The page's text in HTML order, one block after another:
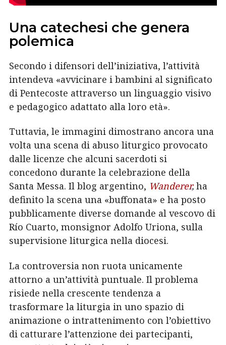
Una catechesi che genera
polemica
Secondo i difensori dell’iniziativa, l’attività
intendeva «avvicinare i bambini al significato
di Pentecoste attraverso un linguaggio visivo
e pedagogico adattato alla loro età».
Tuttavia, le immagini dimostrano ancora una
volta una scena di abuso liturgico provocato
dalle licenze che alcuni sacerdoti si
concedono durante la celebrazione della
Santa Messa. Il blog argentino, Wanderer,ha
definito la scena una «buffonata» e ha posto
pubblicamente diverse domande al vescovo di
Río Cuarto, monsignor Adolfo Uriona, sulla
supervisione liturgica nella diocesi.
La controversia non ruota unicamente
attorno a un’attività puntuale. Il problema
risiede nella crescente tendenza a
trasformare la liturgia in uno spazio di
animazione o intrattenimento con l’obiettivo
di catturare l’attenzione dei partecipanti,